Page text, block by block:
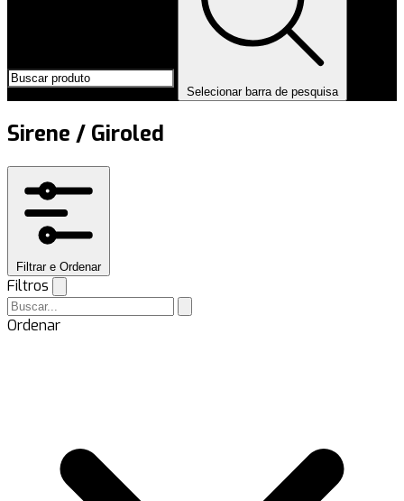
Selecionar barra de pesquisa
Sirene / Giroled
Filtrar e Ordenar
Filtros
Ordenar